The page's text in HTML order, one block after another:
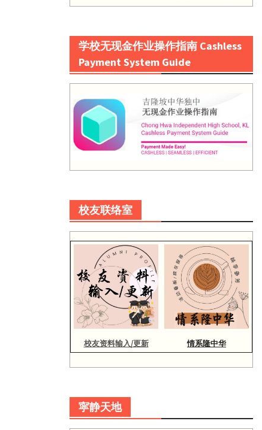
学校无现金作业操作指南 Cashless
Payment System Guide
校友联络室
校友资料输入/更新 情系隆中华
寜静天地